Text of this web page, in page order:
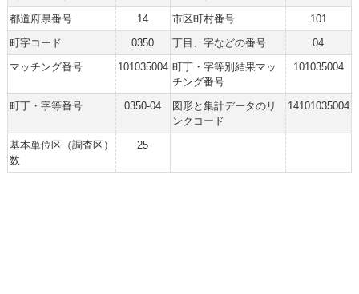
都道府県番号
14 市区町村番号
101
町字コード
0350 丁目、字などの番号
04
マッチング番号
101035004 町丁・字等別結果マッ
チング番号
101035004
町丁・字等番号 0350-04
図形と集計データのリ
ンクコード
14101035004
基本単位区（調査区）
数
25